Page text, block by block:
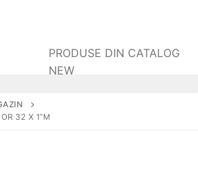
PRODUSE DIN CATALOG
NEW
32 X 1”M